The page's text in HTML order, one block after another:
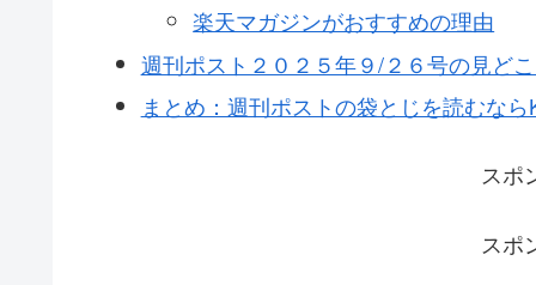
楽天マガジンがおすすめの理由
週刊ポスト２０２５年９/２６号の見ど
まとめ：週刊ポストの袋とじを読むな
スポ
スポ